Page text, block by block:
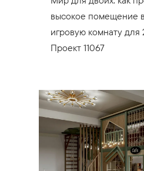
высокое помещение
игровую комнату для
Проект 11067